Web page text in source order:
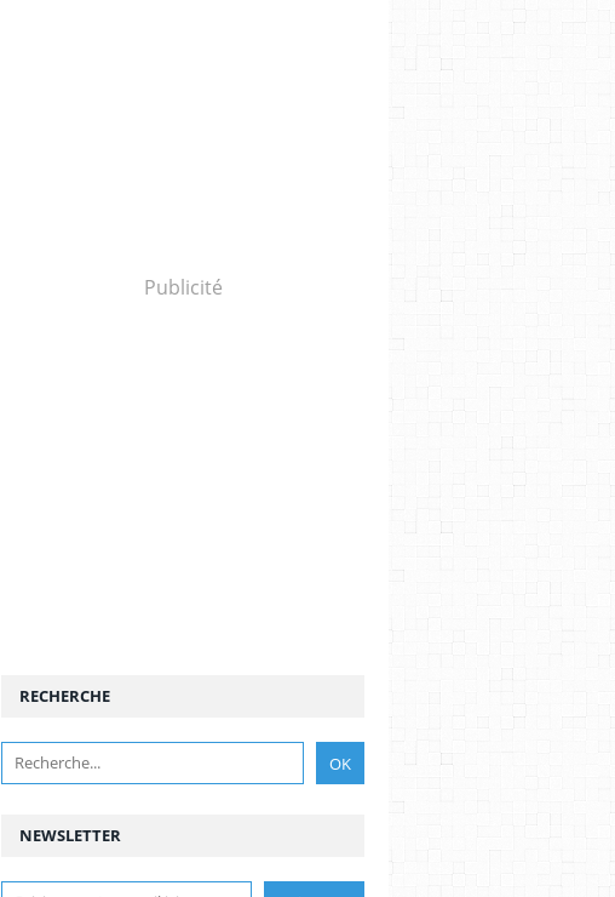
Publicité
NEWSLETTER
RECHERCHE